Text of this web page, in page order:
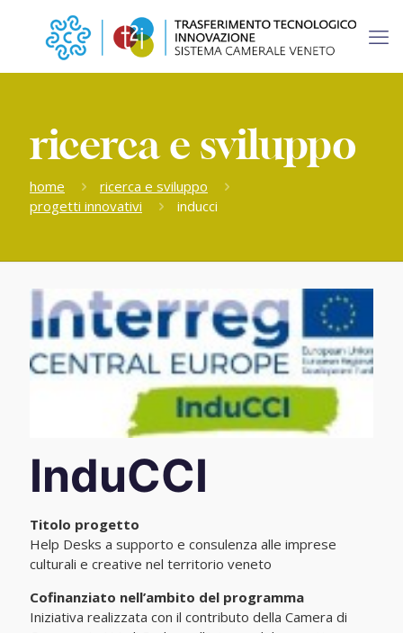
ricerca e sviluppo
home
ricerca e sviluppo
progetti innovativi
inducci
InduCCI
Titolo progetto
Help Desks a supporto e consulenza alle imprese
culturali e creative nel territorio veneto
Cofinanziato nell’ambito del programma
Iniziativa realizzata con il contributo della Camera di